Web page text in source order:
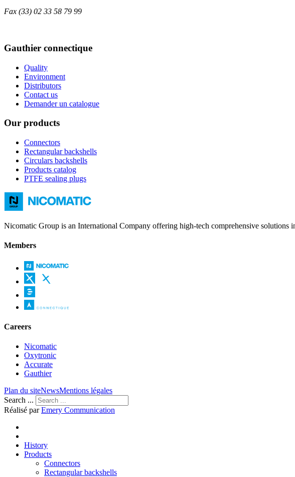
Fax (33) 02 33 58 79 99
Gauthier connectique
Quality
Environment
Distributors
Contact us
Demander un catalogue
Our products
Connectors
Rectangular backshells
Circulars backshells
Products catalog
PTFE sealing plugs
Nicomatic Group is an International Company offering high-tech comprehensive
Members
Careers
Nicomatic
Oxytronic
Accurate
Gauthier
Plan du siteNewsMentions légales
Search ...
Réalisé parEmery Communication
History
Products
Connectors
Rectangular backshells